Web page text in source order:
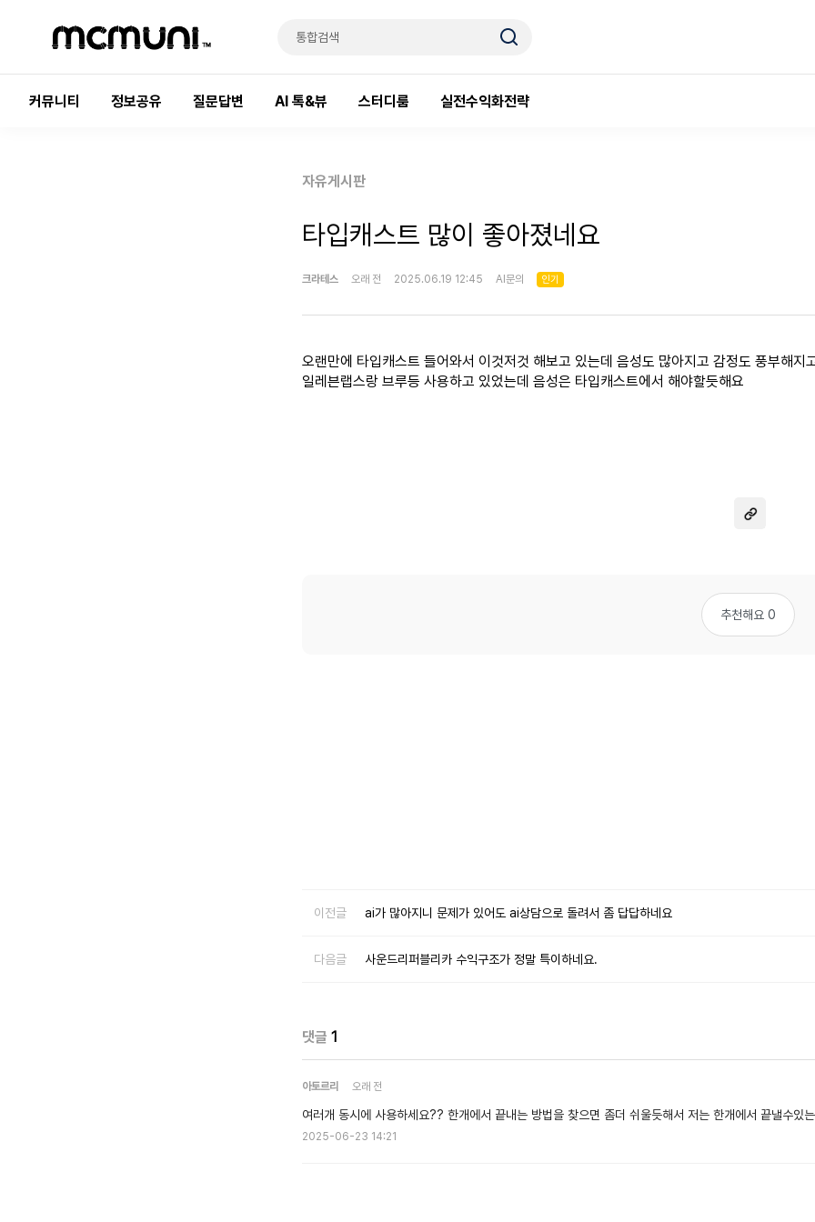
커뮤니티 정보공유 질문답변 AI 톡&뷰 스터디룸 실전수익화전략
자유게시판
타입캐스트 많이 좋아졌네요
크라테스 오래 전 2025.06.19 12:45 AI문의 인기
오랜만에 타입캐스트 들어와서 이것저것 해보고 있는데 음성도 많아지고 감정도 풍부해지
일레븐랩스랑 브루등 사용하고 있었는데 음성은 타입캐스트에서 해야할듯해요
추천해요 0
이전글 ai가 많아지니 문제가 있어도 ai상담으로 돌려서 좀 답답하네요
다음글 사운드리퍼블리카 수익구조가 정말 특이하네요.
댓글 1
아토르리 오래 전
여러개 동시에 사용하세요?? 한개에서 끝내는 방법을 찾으면 좀더 쉬울듯해서 저는 한개에서 끝낼수있
2025-06-23 14:21